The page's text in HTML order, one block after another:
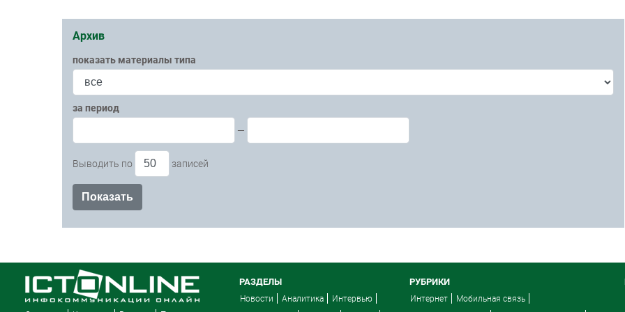
Архив
показать материалы типа
за период
—
Выводить по записей
РАЗДЕЛЫ
Новости Аналитика
Интервью
РУБРИКИ
Интернет
Мобильная связь